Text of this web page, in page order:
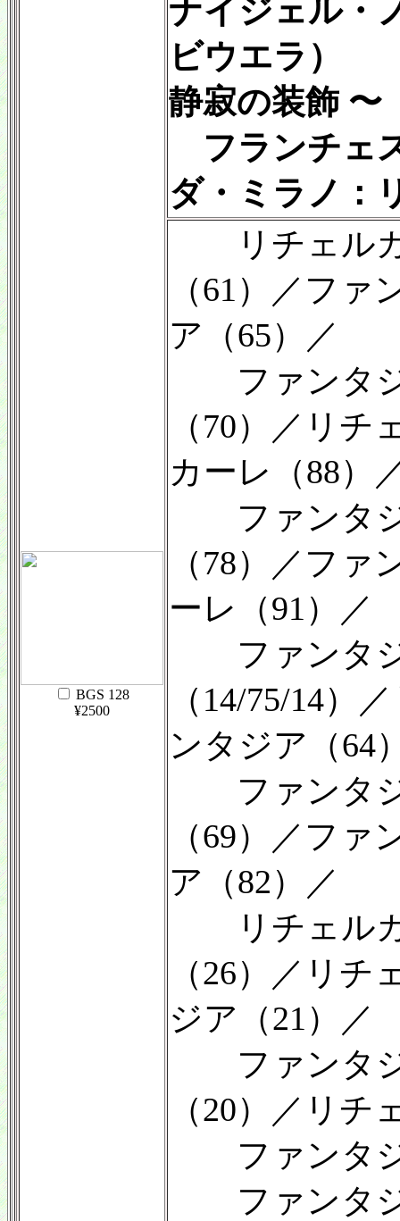
BGS 128
¥2500
ナイジェル・
ビウエラ）
静寂の装飾 〜
フランチェ
ダ・ミラノ：
リチェルカ
（61）／フ
ア（65）／
ファンタジ
（70）／リ
カーレ（88）
ファンタジ
（78）／フ
ーレ（91）／
ファンタジ
（14/75/14）
ンタジア（64
ファンタジ
（69）／フ
ア（82）／
リチェルカ
（26）／リ
ジア（21）／
ファンタジ
（20）／リチ
ファンタジ
ファンタジ